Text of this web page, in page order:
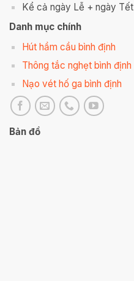
Kể cả ngày Lễ + ngày Tết
Danh mục chính
Hút hầm cầu bình định
Thông tắc nghẹt bình định
Nạo vét hố ga bình định
Bản đồ